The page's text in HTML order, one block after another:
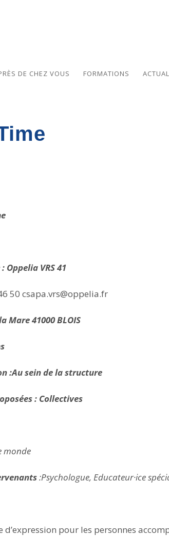
DE CHEZ VOUS FORMATIONS
Oppelia VRS 41
50csapa.vrs@oppelia.fr
Mare 41000 BLOIS
:Au sein de la structure
: Collectives
monde
:Psychologue, Educateur·ice
d’expression pour les personnes